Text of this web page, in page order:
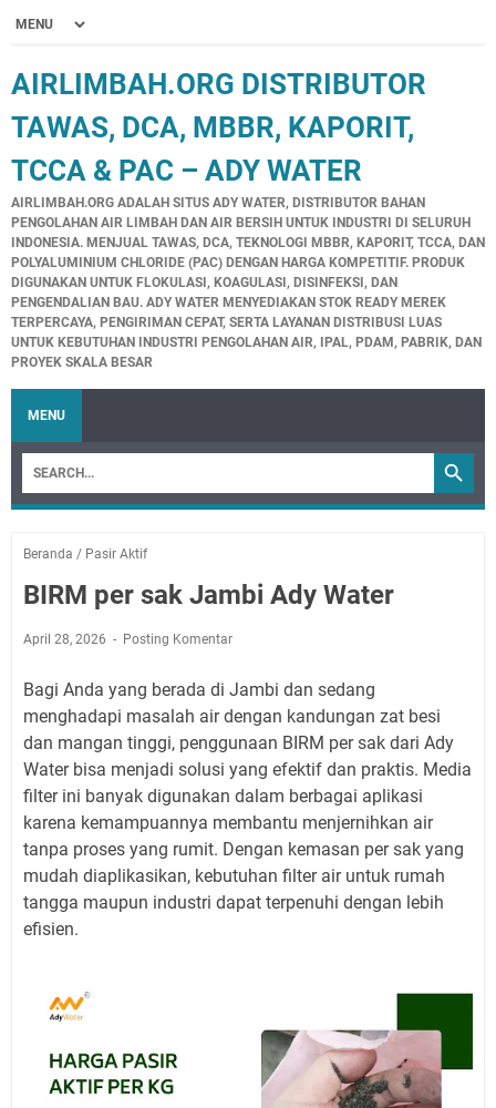
AIRLIMBAH.ORG DISTRIBUTOR
TAWAS, DCA, MBBR, KAPORIT,
TCCA & PAC – ADY WATER
AIRLIMBAH.ORG ADALAH SITUS ADY WATER, DISTRIBUTOR BAHAN
PENGOLAHAN AIR LIMBAH DAN AIR BERSIH UNTUK INDUSTRI DI SELURUH
INDONESIA. MENJUAL TAWAS, DCA, TEKNOLOGI MBBR, KAPORIT, TCCA, DAN
POLYALUMINIUM CHLORIDE (PAC) DENGAN HARGA KOMPETITIF. PRODUK
DIGUNAKAN UNTUK FLOKULASI, KOAGULASI, DISINFEKSI, DAN
PENGENDALIAN BAU. ADY WATER MENYEDIAKAN STOK READY MEREK
TERPERCAYA, PENGIRIMAN CEPAT, SERTA LAYANAN DISTRIBUSI LUAS
UNTUK KEBUTUHAN INDUSTRI PENGOLAHAN AIR, IPAL, PDAM, PABRIK, DAN
PROYEK SKALA BESAR
MENU
Beranda / Pasir Aktif
BIRM per sak Jambi Ady Water
April 28, 2026 Posting Komentar
Bagi Anda yang berada di Jambi dan sedang
menghadapi masalah air dengan kandungan zat besi
dan mangan tinggi, penggunaan BIRM per sak dari Ady
Water bisa menjadi solusi yang efektif dan praktis. Media
filter ini banyak digunakan dalam berbagai aplikasi
karena kemampuannya membantu menjernihkan air
tanpa proses yang rumit. Dengan kemasan per sak yang
mudah diaplikasikan, kebutuhan filter air untuk rumah
tangga maupun industri dapat terpenuhi dengan lebih
efisien.